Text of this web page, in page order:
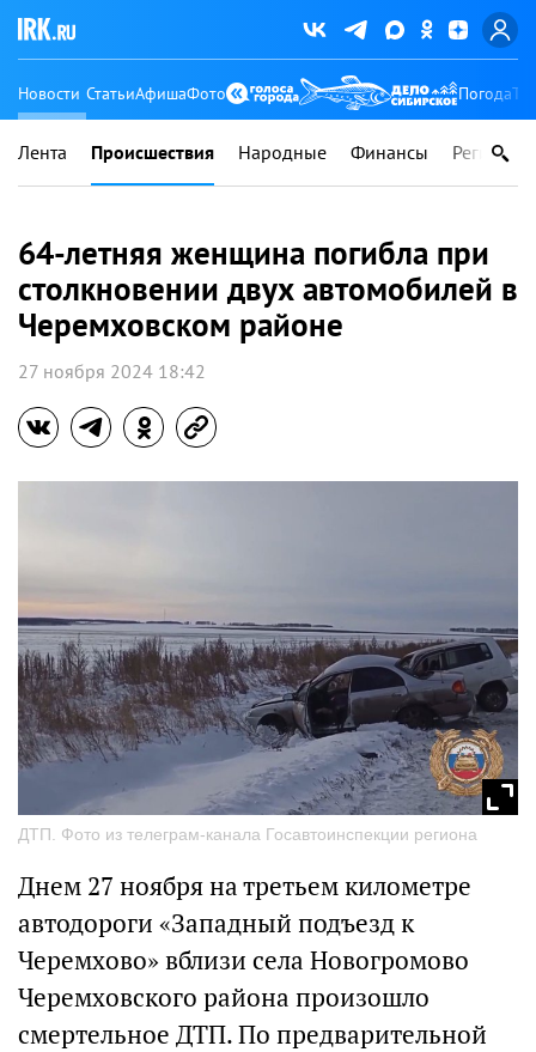
Новости СтатьиАфишаФото Погода
Лента Происшествия Народные Финансы Регионы
64-летняя женщина погибла при
столкновении двух автомобилей в
Черемховском районе
27 ноября 2024 18:42
ДТП. Фото из телеграм-канала Госавтоинспекции региона
Днем 27 ноября на третьем километре
автодороги «Западный подъезд к
Черемхово» вблизи села Новогромово
Черемховского района произошло
смертельное ДТП. По предварительной